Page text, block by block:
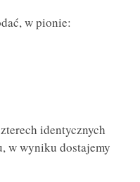
w pionie:
identycznych
w wyniku dostajemy